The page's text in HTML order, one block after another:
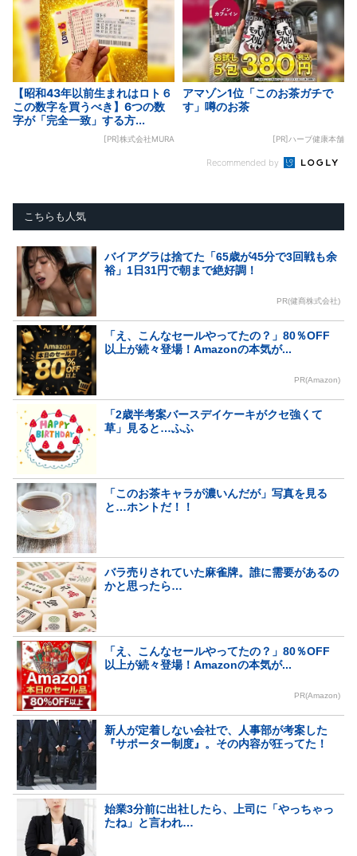
【昭和43年以前生まれはロト６
この数字を買うべき】6つの数
字が「完全一致」する方...
[PR]株式会社MURA
アマゾン1位「このお茶ガチで
す」噂のお茶
[PR]ハーブ健康本舗
Recommended by
こちらも人気
バイアグラは捨てた「65歳が45分で3回戦も余
裕」1日31円で朝まで絶好調！
PR(健商株式会社)
「え、こんなセールやってたの？」80％OFF
以上が続々登場！Amazonの本気が...
PR(Amazon)
「2歳半考案バースデイケーキがクセ強くて
草」見ると…ふふ
「このお茶キャラが濃いんだが」写真を見る
と…ホントだ！！
バラ売りされていた麻雀牌。誰に需要があるの
かと思ったら…
「え、こんなセールやってたの？」80％OFF
以上が続々登場！Amazonの本気が...
PR(Amazon)
新人が定着しない会社で、人事部が考案した
『サポーター制度』。その内容が狂ってた！
始業3分前に出社したら、上司に「やっちゃっ
たね」と言われ…